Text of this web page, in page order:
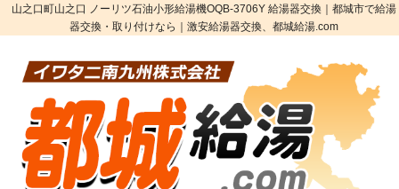
山之口町山之口 ノーリツ石油小形給湯機OQB-3706Y 給湯器交換｜都城市で給湯
器交換・取り付けなら｜激安給湯器交換、都城給湯.com